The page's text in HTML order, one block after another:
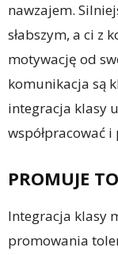
nawzajem.
słabszym, a ci z
motywację od
komunikacja są
integracja klasy
współpracować
PROMUJE
Integracja klasy
promowania